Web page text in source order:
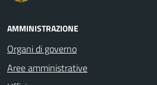
AMMINISTRAZIONE
Organi di governo
Aree amministrative